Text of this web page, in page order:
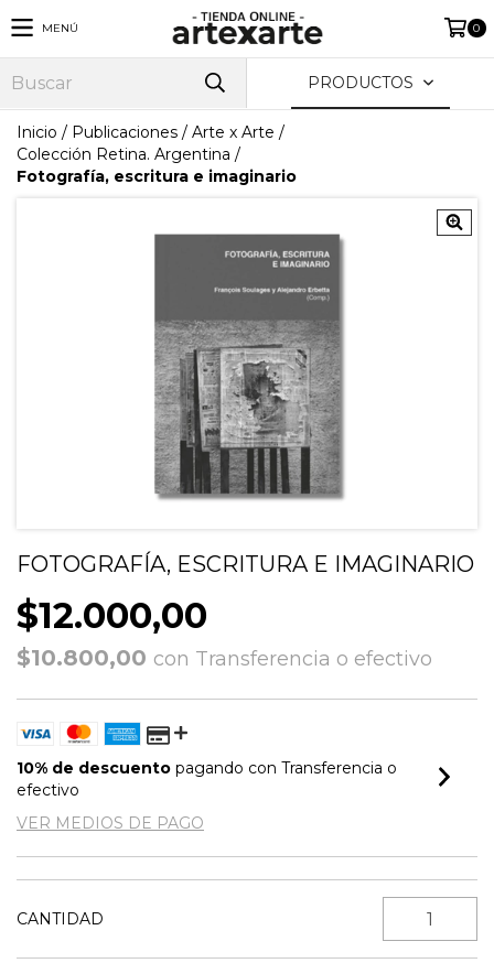
MENÚ 0
PRODUCTOS
Inicio / Publicaciones / Arte x Arte /
Colección Retina. Argentina /
Fotografía, escritura e imaginario
FOTOGRAFÍA, ESCRITURA E IMAGINARIO
$12.000,00
$10.800,00 con Transferencia o efectivo
10% de descuento pagando con Transferencia o
efectivo
VER MEDIOS DE PAGO
CANTIDAD